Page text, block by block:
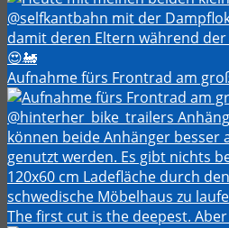
Aufnahme fürs Frontrad am
The first cut is the deepest.